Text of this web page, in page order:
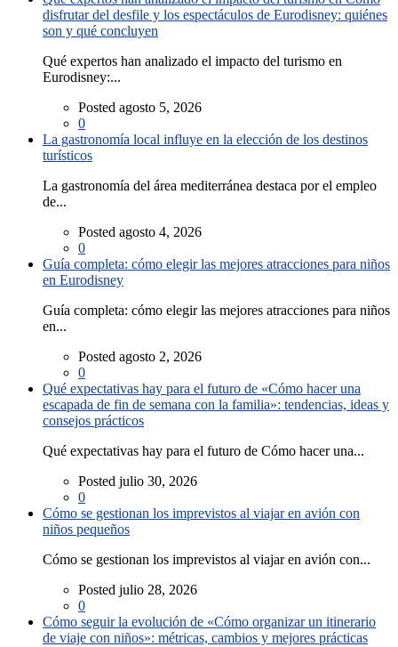
disfrutar del desfile y los espectáculos de Eurodisney: quiénes
son y qué concluyen
Qué expertos han analizado el impacto del turismo en
Eurodisney:...
Posted agosto 5, 2026
0
La gastronomía local influye en la elección de los destinos
turísticos
La gastronomía del área mediterránea destaca por el empleo
de...
Posted agosto 4, 2026
0
Guía completa: cómo elegir las mejores atracciones para niños
en Eurodisney
Guía completa: cómo elegir las mejores atracciones para niños
en...
Posted agosto 2, 2026
0
Qué expectativas hay para el futuro de «Cómo hacer una
escapada de fin de semana con la familia»: tendencias, ideas y
consejos prácticos
Qué expectativas hay para el futuro de Cómo hacer una...
Posted julio 30, 2026
0
Cómo se gestionan los imprevistos al viajar en avión con
niños pequeños
Cómo se gestionan los imprevistos al viajar en avión con...
Posted julio 28, 2026
0
Cómo seguir la evolución de «Cómo organizar un itinerario
de viaje con niños»: métricas, cambios y mejores prácticas